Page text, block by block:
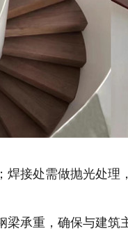
接处需做抛光处理
承重，确保与建筑